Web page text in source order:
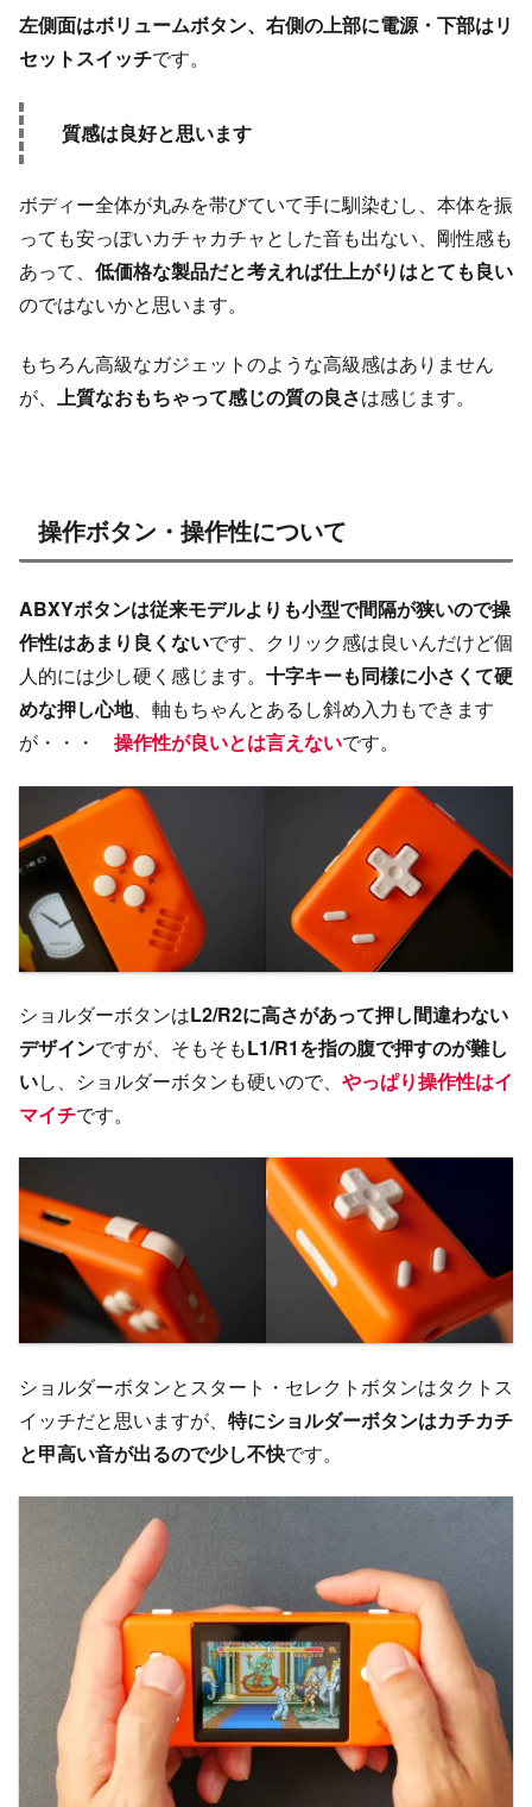
左側面はボリュームボタン、右側の上部に電源・下部はリ
セットスイッチです。
質感は良好と思います
ボディー全体が丸みを帯びていて手に馴染むし、本体を振
っても安っぽいカチャカチャとした音も出ない、剛性感も
あって、 低価格な製品だと考えれば仕上がりはとても良い
のではないかと思います。
もちろん高級なガジェットのような高級感はありません
が、 上質なおもちゃって感じの質の良さは感じます。
操作ボタン・操作性について
ABXYボタンは従来モデルよりも小型で間隔が狭いので操
作性はあまり良くないです、クリック感は良いんだけど個
人的には少し硬く感じます。 十字キーも同様に小さくて硬
めな押し心地、軸もちゃんとあるし斜め入力もできます
が・・・ 操作性が良いとは言えないです。
ショルダーボタンはL2/R2に高さがあって押し間違わない
デザインですが、そもそもL1/R1を指の腹で押すのが難し
いし、ショルダーボタンも硬いので、 やっぱり操作性はイ
マイチです。
ショルダーボタンとスタート・セレクトボタンはタクトス
イッチだと思いますが、 特にショルダーボタンはカチカチ
と甲高い音が出るので少し不快です。